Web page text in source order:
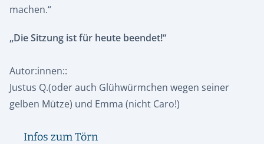
machen.“
„Die Sitzung ist für heute beendet!“
Autor:innen::
Justus Q.(oder auch Glühwürmchen wegen seiner
gelben Mütze) und Emma (nicht Caro!)
Infos zum Törn